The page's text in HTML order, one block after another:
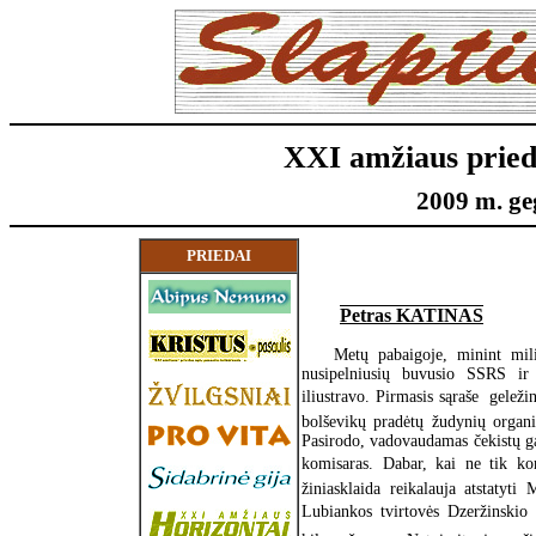
XXI amžiaus
2009 m.
PRIEDAI
Petras KATINAS
Metų pabaigoje, minint
nusipelniusių buvusio SSRS
iliustravo. Pirmasis sąraše 
bolševikų pradėtų žudynių
Pasirodo, vadovaudamas čekistų
komisaras. Dabar, kai ne tik
žiniasklaida reikalauja atstatyti
Lubiankos tvirtovės Dzeržinskio